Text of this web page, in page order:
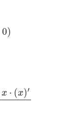
0)
x ⋅ (x)′